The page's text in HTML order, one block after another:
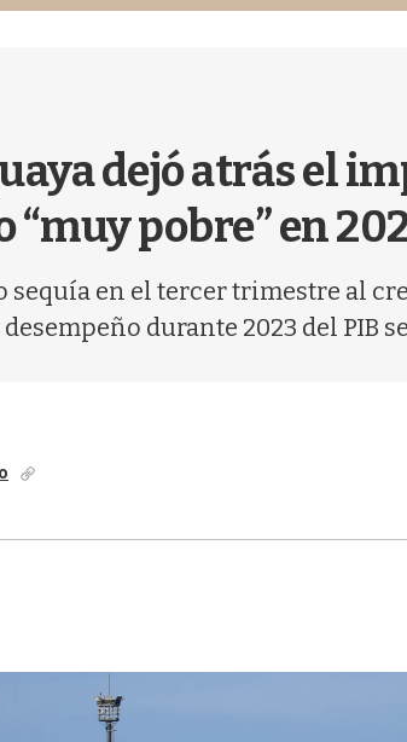
dejó atrás el
pobre” en
sequía en el tercer trimestre al
durante 2023 del PIB